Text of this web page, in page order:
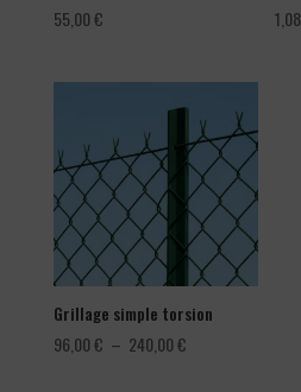
55,00€
Grillage simple torsion
96,00€ – 240,00€Plage